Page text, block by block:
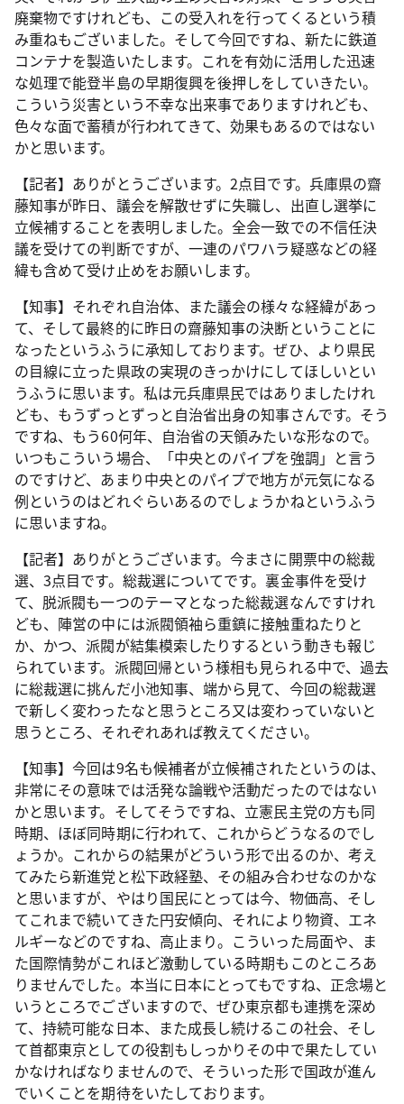
廃棄物ですけれども、この受入れを行ってくるという積
み重ねもございました。そして今回ですね、新たに鉄道
コンテナを製造いたします。これを有効に活用した迅速
な処理で能登半島の早期復興を後押しをしていきたい。
こういう災害という不幸な出来事でありますけれども、
色々な面で蓄積が行われてきて、効果もあるのではない
かと思います。
【記者】ありがとうございます。2点目です。兵庫県の齋
藤知事が昨日、議会を解散せずに失職し、出直し選挙に
立候補することを表明しました。全会一致での不信任決
議を受けての判断ですが、一連のパワハラ疑惑などの経
緯も含めて受け止めをお願いします。
【知事】それぞれ自治体、また議会の様々な経緯があっ
て、そして最終的に昨日の齋藤知事の決断ということに
なったというふうに承知しております。ぜひ、より県民
の目線に立った県政の実現のきっかけにしてほしいとい
うふうに思います。私は元兵庫県民ではありましたけれ
ども、もうずっとずっと自治省出身の知事さんです。そう
ですね、もう60何年、自治省の天領みたいな形なので。
いつもこういう場合、「中央とのパイプを強調」と言う
のですけど、あまり中央とのパイプで地方が元気になる
例というのはどれぐらいあるのでしょうかねというふう
に思いますね。
【記者】ありがとうございます。今まさに開票中の総裁
選、3点目です。総裁選についてです。裏金事件を受け
て、脱派閥も一つのテーマとなった総裁選なんですけれ
ども、陣営の中には派閥領袖ら重鎮に接触重ねたりと
か、かつ、派閥が結集模索したりするという動きも報じ
られています。派閥回帰という様相も見られる中で、過去
に総裁選に挑んだ小池知事、端から見て、今回の総裁選
で新しく変わったなと思うところ又は変わっていないと
思うところ、それぞれあれば教えてください。
【知事】今回は9名も候補者が立候補されたというのは、
非常にその意味では活発な論戦や活動だったのではない
かと思います。そしてそうですね、立憲民主党の方も同
時期、ほぼ同時期に行われて、これからどうなるのでし
ょうか。これからの結果がどういう形で出るのか、考え
てみたら新進党と松下政経塾、その組み合わせなのかな
と思いますが、やはり国民にとっては今、物価高、そし
てこれまで続いてきた円安傾向、それにより物資、エネ
ルギーなどのですね、高止まり。こういった局面や、ま
た国際情勢がこれほど激動している時期もこのところあ
りませんでした。本当に日本にとってもですね、正念場と
いうところでございますので、ぜひ東京都も連携を深め
て、持続可能な日本、また成長し続けるこの社会、そし
て首都東京としての役割もしっかりその中で果たしてい
かなければなりませんので、そういった形で国政が進ん
でいくことを期待をいたしております。